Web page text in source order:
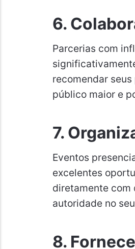
6.
Parcerias com
recomendar
público maior e
7.
Eventos
excelentes
diretamente com
autoridade no
8.